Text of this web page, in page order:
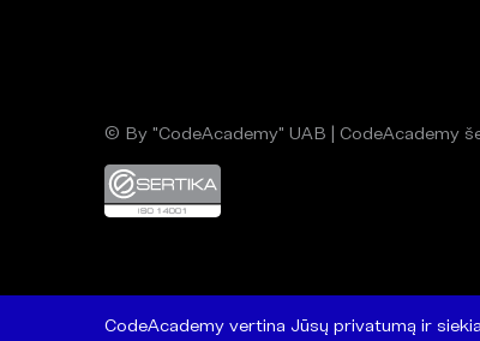
© By "CodeAcademy" UAB | CodeAcademy
CodeAcademy vertina Jūsų privatumą ir